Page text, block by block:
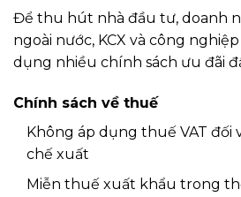
Để thu hút nhà đầu tư, doanh
ngoài nước, KCX và công
dụng nhiều chính sách ưu đãi
Chính sách về thuế
Không áp dụng thuế VAT đối
chế xuất
Miễn thuế xuất khẩu trong